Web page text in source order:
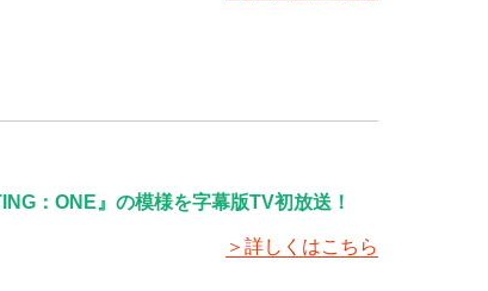
：ONE』の模様を字幕版TV初放送！
＞詳しくはこちら